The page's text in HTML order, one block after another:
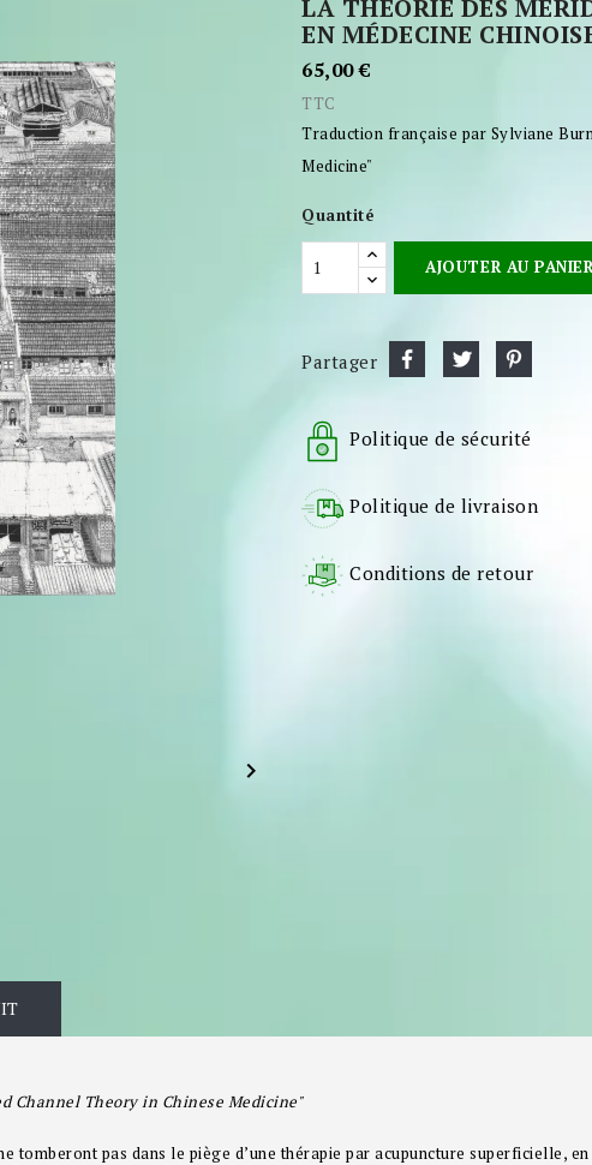

LA THÉORIE DES
EN MÉDECINE
65,00 €
TTC
Traduction française par Sylviane
Medicine"
Quantité
AJOUTER AU
Partager
Politique de sécurité
Politique de livraison
Conditions de retour
Channel Theory in Chinese Medicine"
tomberont pas dans le piège d’une thérapie par acupuncture superficielle,